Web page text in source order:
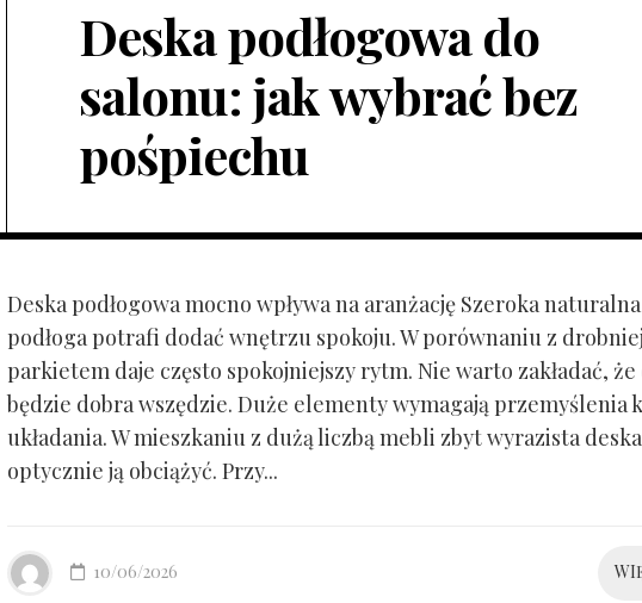
Deska podłogowa do
salonu: jak wybrać bez
pośpiechu
Deska podłogowa mocno wpływa na aranżację Szeroka naturalna
podłoga potrafi dodać wnętrzu spokoju. W porównaniu z
parkietem daje często spokojniejszy rytm. Nie warto zakładać, że
będzie dobra wszędzie. Duże elementy wymagają przemyślenia
układania. W mieszkaniu z dużą liczbą mebli zbyt wyrazista
optycznie ją obciążyć. Przy...
10/06/2026